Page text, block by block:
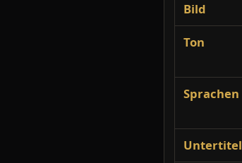
Bild
Ton
Sprachen
Untertitel